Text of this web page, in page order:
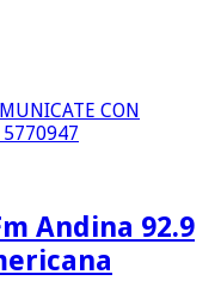
CON
5770947
Andina 92.9